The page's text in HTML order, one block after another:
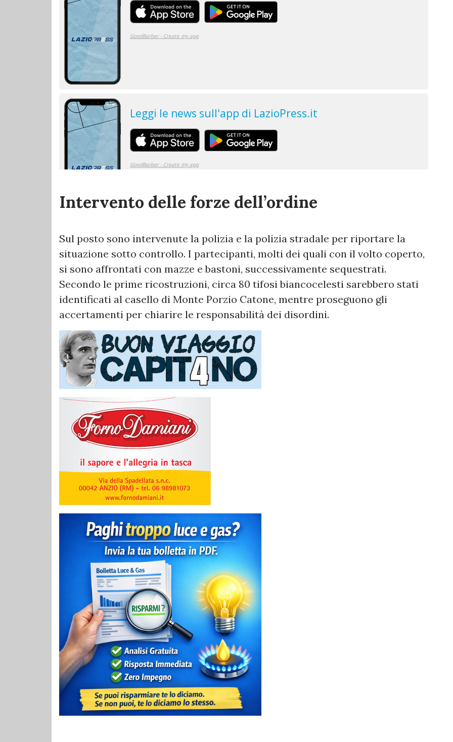
Intervento delle forze dell’ordine
Sul posto sono intervenute la polizia e la polizia stradale per riportare la
situazione sotto controllo. I partecipanti, molti dei quali con il volto coperto,
si sono affrontati con mazze e bastoni, successivamente sequestrati.
Secondo le prime ricostruzioni, circa 80 tifosi biancocelesti sarebbero stati
identificati al casello di Monte Porzio Catone, mentre proseguono gli
accertamenti per chiarire le responsabilità dei disordini.